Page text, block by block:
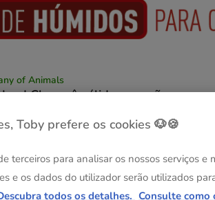
of Animals
Champô sólido para cães
Stock
Toby prefere os cookies 🐶🍪
terceiros para analisar os nossos serviços e
e os dados do utilizador serão utilizados
todos os detalhes. Consulte como